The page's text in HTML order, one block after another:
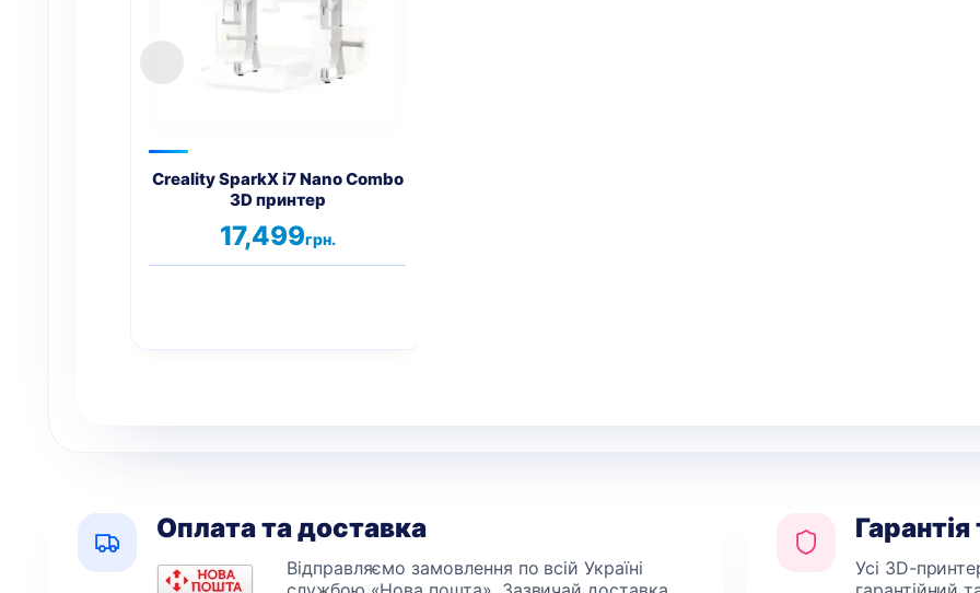
Creality SparkX i7 Nano Combo
3D принтер
17,499грн.
Оплата та доставка
Відправляємо замовлення по всій Україні
Усі 3D-